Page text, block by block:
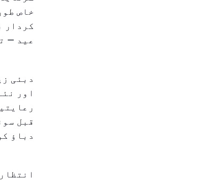
خاص
کردار
عید —
دبئی
اور
قبل
دباؤ